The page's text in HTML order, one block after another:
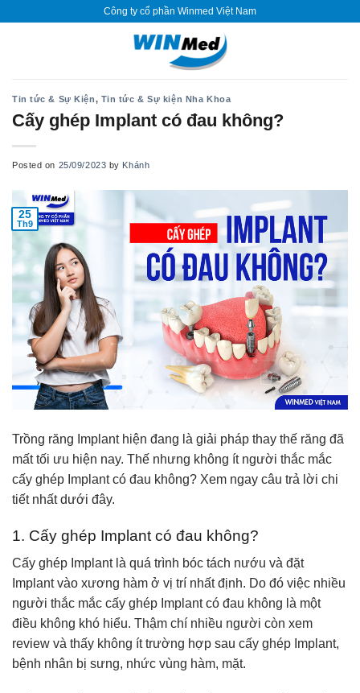
Công ty cổ phần Winmed Việt Nam
Tin tức & Sự Kiện, Tin tức & Sự kiện Nha Khoa
Cấy ghép Implant có đau không?
Posted on 25/09/2023 by Khánh
25
Th9
Trồng răng Implant hiện đang là giải pháp thay thế răng đã
mất tối ưu hiện nay. Thế nhưng không ít người thắc mắc
cấy ghép Implant có đau không? Xem ngay câu trả lời chi
tiết nhất dưới đây.
1. Cấy ghép Implant có đau không?
Cấy ghép Implant là quá trình bóc tách nướu và đặt
Implant vào xương hàm ở vị trí nhất định. Do đó việc nhiều
người thắc mắc cấy ghép Implant có đau không là một
điều không khó hiểu. Thậm chí nhiều người còn xem
review và thấy không ít trường hợp sau cấy ghép Implant,
bệnh nhân bị sưng, nhức vùng hàm, mặt.